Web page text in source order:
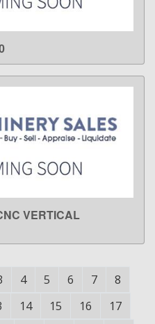
VERTICAL
4 5 6 7
8
14 15 16
17